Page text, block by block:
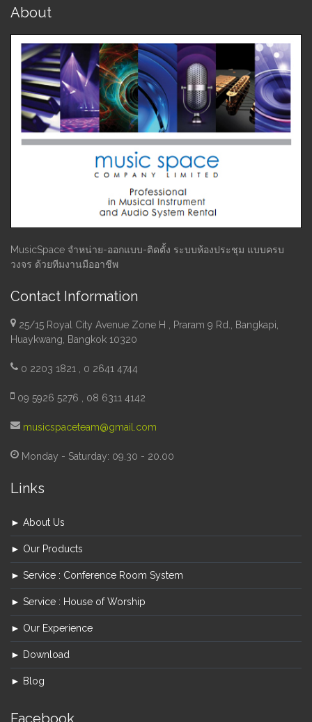
About
MusicSpace จำหน่าย-ออกแบบ-ติดตั้ง ระบบห้องประชุม แบบครบ
วงจร ด้วยทีมงานมืออาชีพ
Contact Information
25/15 Royal City Avenue Zone H , Praram 9 Rd., Bangkapi,
Huaykwang, Bangkok 10320
0 2203 1821 , 0 2641 4744
09 5926 5276 , 08 6311 4142
musicspaceteam@gmail.com
Monday - Saturday: 09.30 - 20.00
Links
► About Us
► Our Products
► Service : Conference Room System
► Service : House of Worship
► Our Experience
► Download
► Blog